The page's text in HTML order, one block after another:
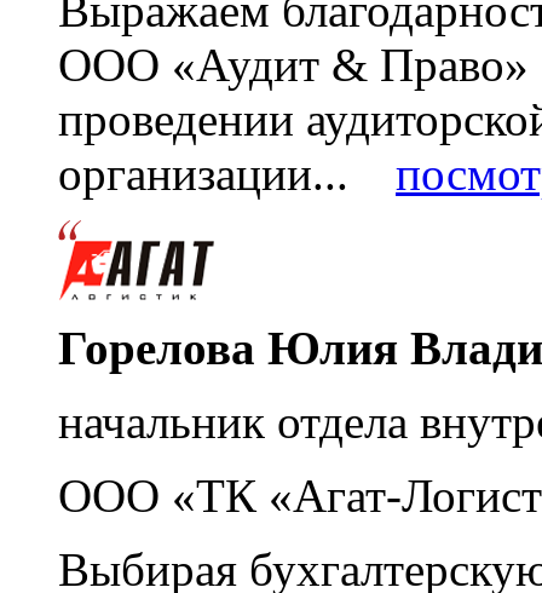
ООО «Аудит & Право»
проведении
организации...
Горелова Юлия
начальник отдела
ООО «ТК «Агат-
Выбирая